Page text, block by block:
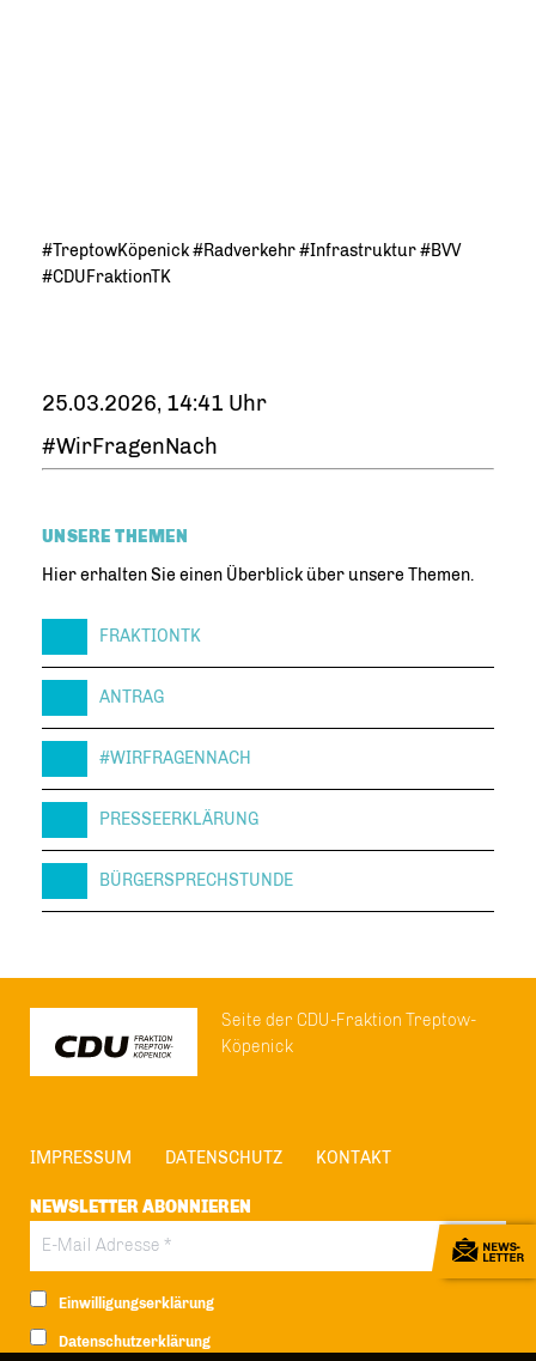
#TreptowKöpenick #Radverkehr #Infrastruktur #BVV
#CDUFraktionTK
25.03.2026, 14:41 Uhr
#WirFragenNach
UNSERE THEMEN
Hier erhalten Sie einen Überblick über unsere Themen.
FRAKTIONTK
ANTRAG
#WIRFRAGENNACH
PRESSEERKLÄRUNG
BÜRGERSPRECHSTUNDE
Seite der CDU-Fraktion Treptow-
Köpenick
IMPRESSUM DATENSCHUTZ KONTAKT
NEWSLETTER ABONNIEREN
Einwilligungserklärung
Datenschutzerklärung